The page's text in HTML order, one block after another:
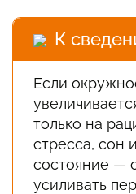
К
Если
только на
стресса, сон
состояние —
усиливать